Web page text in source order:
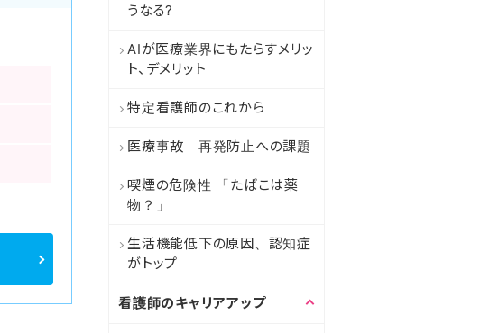
うなる?
AIが医療業界にもたらすメリッ
ト、デメリット
特定看護師のこれから
医療事故 再発防止への課題
喫煙の危険性 「たばこは薬
物？」
生活機能低下の原因、認知症
がトップ
看護師のキャリアアップ